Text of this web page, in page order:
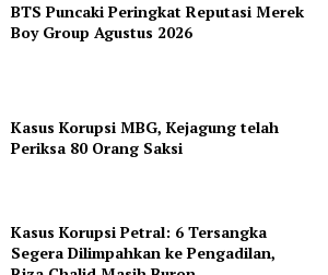
BTS Puncaki Peringkat Reputasi Merek
Boy Group Agustus 2026
Kasus Korupsi MBG, Kejagung telah
Periksa 80 Orang Saksi
Kasus Korupsi Petral: 6 Tersangka
Segera Dilimpahkan ke Pengadilan,